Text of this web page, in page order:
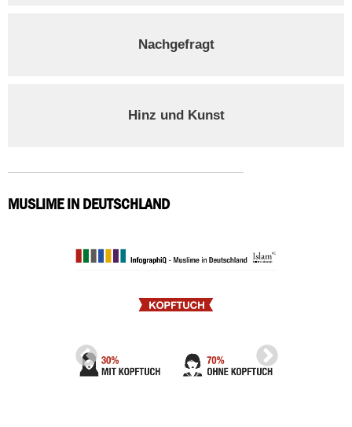
Nachgefragt
Hinz und Kunst
MUSLIME IN DEUTSCHLAND